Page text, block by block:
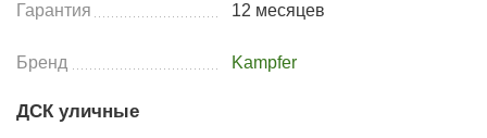
Гарантия 12 месяцев
Бренд Kampfer
ДСК уличные